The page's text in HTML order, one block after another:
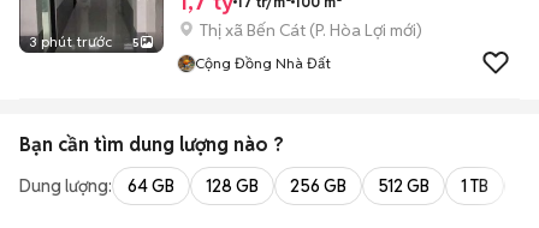
3 phút trước 5
Thị xã Bến Cát (P. Hòa Lợi mới)
Cộng Đồng Nhà Đất
Bạn cần tìm dung lượng nào ?
Dung lượng: 64 GB 128 GB 256 GB 512 GB 1 TB